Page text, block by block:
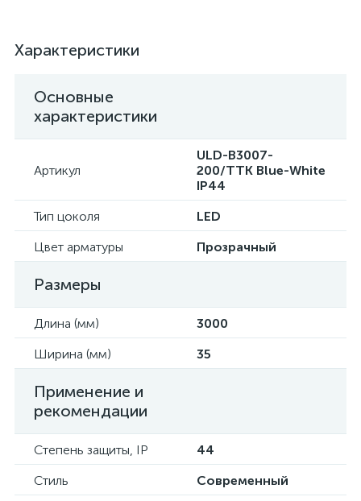
Характеристики
Основные
характеристики
Артикул
ULD-B3007-
200/TTK Blue-White
IP44
Тип цоколя
LED
Цвет арматуры
Прозрачный
Размеры
Длина (мм)
3000
Ширина (мм)
35
Применение и
рекомендации
Степень защиты, IP
44
Стиль
Современный